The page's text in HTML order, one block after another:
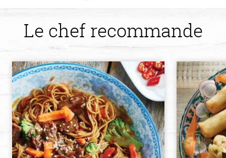
Le chef recommande